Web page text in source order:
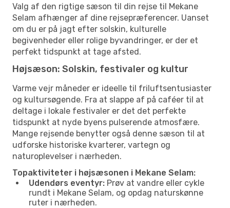
Valg af den rigtige sæson til din rejse til Mekane
Selam afhænger af dine rejsepræferencer. Uanset
om du er på jagt efter solskin, kulturelle
begivenheder eller rolige byvandringer, er der et
perfekt tidspunkt at tage afsted.
Højsæson: Solskin, festivaler og kultur
Varme vejr måneder er ideelle til friluftsentusiaster
og kultursøgende. Fra at slappe af på caféer til at
deltage i lokale festivaler er det det perfekte
tidspunkt at nyde byens pulserende atmosfære.
Mange rejsende benytter også denne sæson til at
udforske historiske kvarterer, vartegn og
naturoplevelser i nærheden.
Topaktiviteter i højsæsonen i Mekane Selam:
Udendørs eventyr: Prøv at vandre eller cykle
rundt i Mekane Selam, og opdag naturskønne
ruter i nærheden.